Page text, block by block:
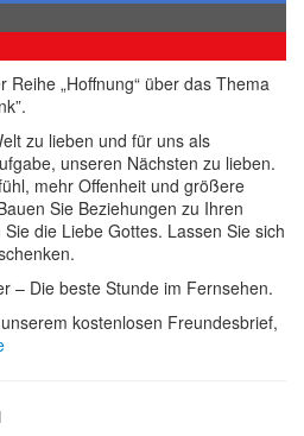
„Hoffnung“ über das Thema
zu lieben und für uns als
unseren Nächsten zu lieben.
mehr Offenheit und größere
Sie Beziehungen zu Ihren
die Liebe Gottes. Lassen Sie sich
– Die beste Stunde im Fernsehen.
kostenlosen Freundesbrief,